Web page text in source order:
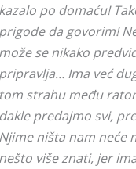
kazalo po domaću!
prigode da govorim!
može se nikako
pripravlja… Ima već
tom strahu među
dakle predajmo svi,
Njime ništa nam neće
nešto više znati, jer